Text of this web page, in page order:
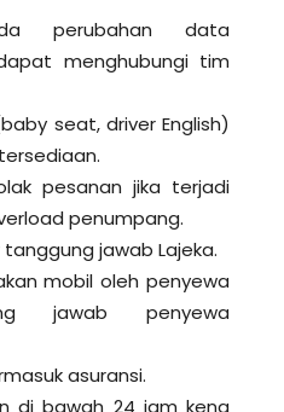
perubahan data
menghubungi tim
seat, driver English)
pesanan jika terjadi
penumpang.
jawab Lajeka.
mobil oleh penyewa
jawab penyewa
asuransi.
di bawah 24 jam kena